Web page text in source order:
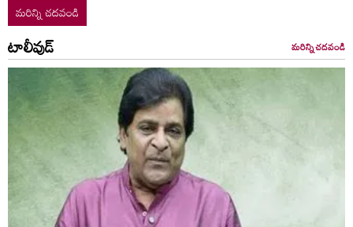
మరిన్ని చదవండి
టాలీవుడ్ మరిన్ని చదవండి